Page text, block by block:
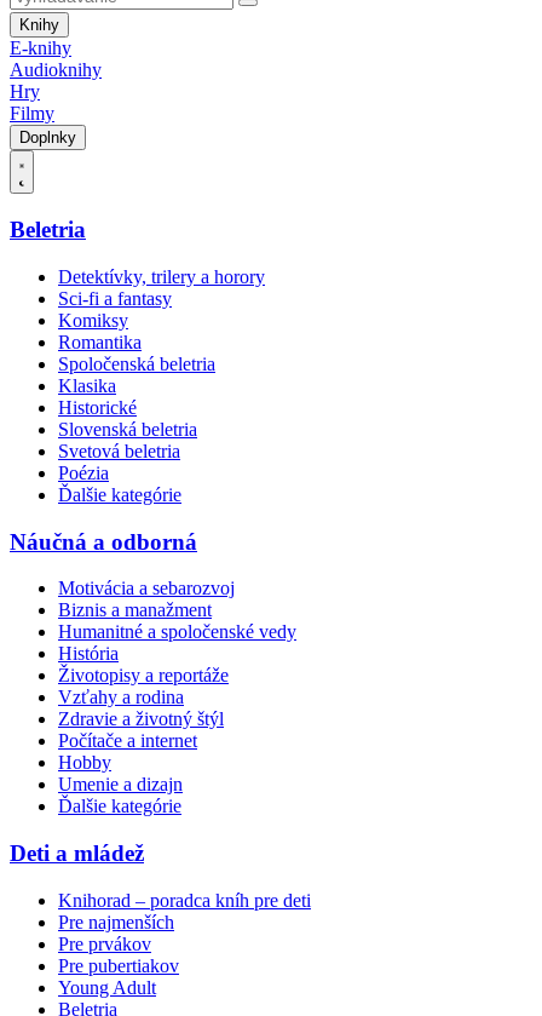
Knihy
E-knihy
Audioknihy
Hry
Filmy
Doplnky
Beletria
Detektívky, trilery a horory
Sci-fi a fantasy
Komiksy
Romantika
Spoločenská beletria
Klasika
Historické
Slovenská beletria
Svetová beletria
Poézia
Ďalšie kategórie
Náučná a odborná
Motivácia a sebarozvoj
Biznis a manažment
Humanitné a spoločenské vedy
História
Životopisy a reportáže
Vzťahy a rodina
Zdravie a životný štýl
Počítače a internet
Hobby
Umenie a dizajn
Ďalšie kategórie
Deti a mládež
Knihorad – poradca kníh pre deti
Pre najmenších
Pre prvákov
Pre pubertiakov
Young Adult
Beletria